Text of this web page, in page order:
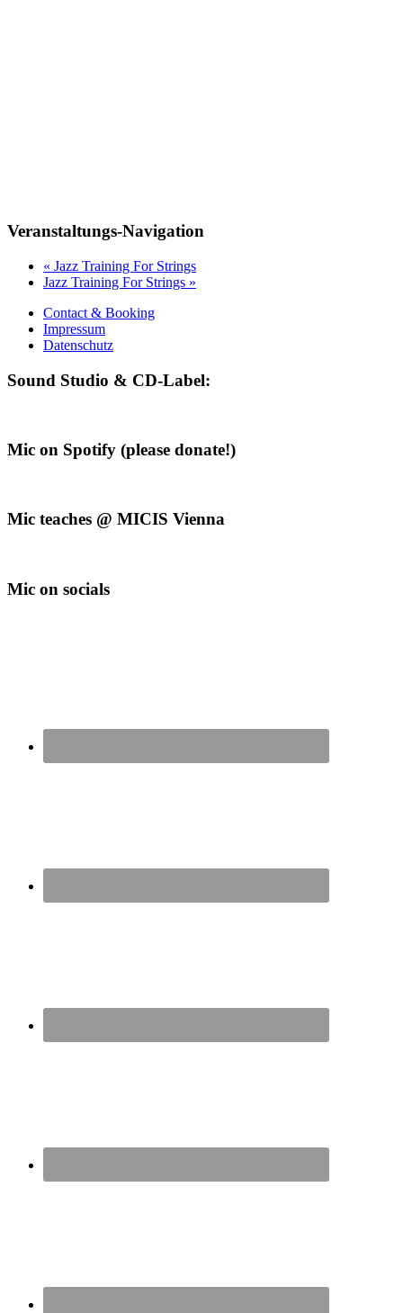
Veranstaltungs-Navigation
« Jazz Training For Strings
Jazz Training For Strings »
Contact & Booking
Impressum
Datenschutz
Sound Studio & CD-Label:
Mic on Spotify (please donate!)
Mic teaches @ MICIS Vienna
Mic on socials